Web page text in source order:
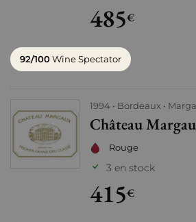
485€
92/100Wine Spectator
1994 Bordeaux
Château
Rouge
3 en stock
415€